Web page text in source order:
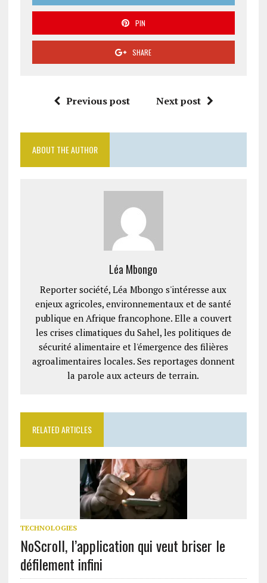
PIN
SHARE
Previous post Next post
ABOUT THE AUTHOR
Léa Mbongo
Reporter société, Léa Mbongo s'intéresse aux
enjeux agricoles, environnementaux et de santé
publique en Afrique francophone. Elle a couvert
les crises climatiques du Sahel, les politiques de
sécurité alimentaire et l'émergence des filières
agroalimentaires locales. Ses reportages donnent
la parole aux acteurs de terrain.
RELATED ARTICLES
TECHNOLOGIES
NoScroll, l’application qui veut briser le
défilement infini